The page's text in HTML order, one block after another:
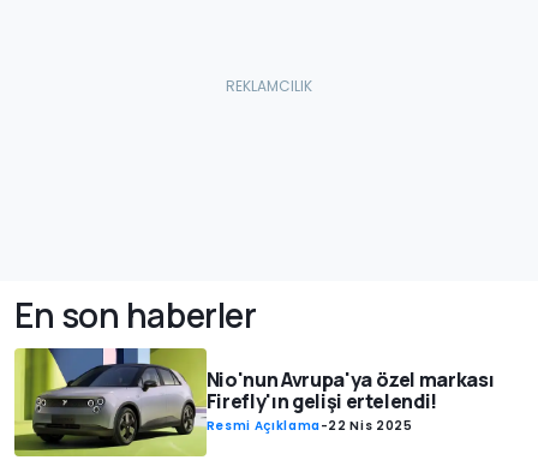
En son haberler
Nio'nun Avrupa'ya özel markası
Firefly'ın gelişi ertelendi!
Resmi Açıklama-22 Nis 2025